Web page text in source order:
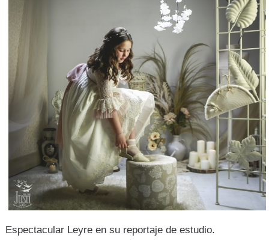
Espectacular Leyre en su reportaje de estudio.